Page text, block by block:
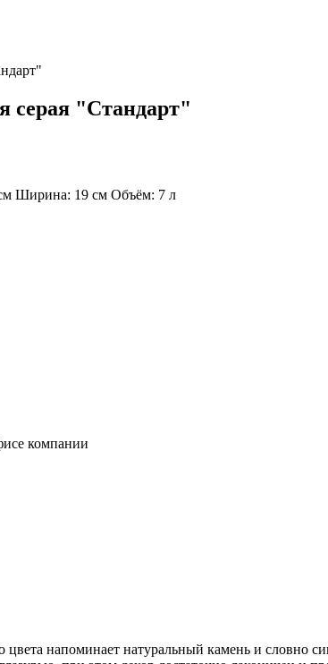
серая "Стандарт"
Ширина: 19 см Объём: 7 л
компании
цвета напоминает натуральный камень и словно